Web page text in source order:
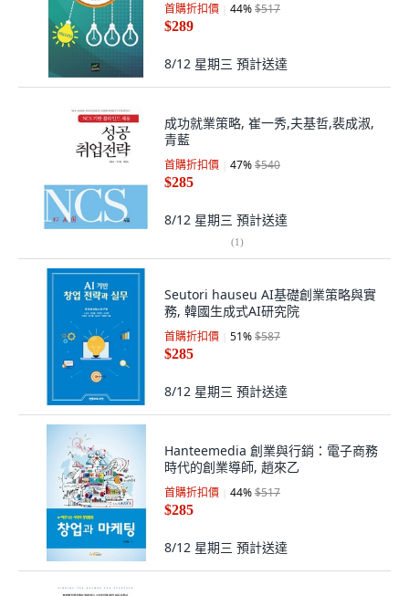
首購折扣價 44%$517
$289
8/12 星期三 預計送達
成功就業策略, 崔一秀,夫基哲,裴成淑,
青藍
首購折扣價 47%$540
$285
8/12 星期三 預計送達
(1)
Seutori hauseu AI基礎創業策略與實
務, 韓國生成式AI研究院
首購折扣價 51%$587
$285
8/12 星期三 預計送達
Hanteemedia 創業與行銷：電子商務
時代的創業導師, 趙來乙
首購折扣價 44%$517
$285
8/12 星期三 預計送達